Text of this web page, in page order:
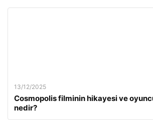
13/12/2025
Cosmopolis filminin hikayesi ve
nedir?